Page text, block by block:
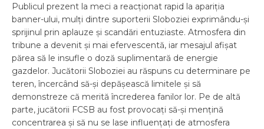
Publicul prezent la meci a reacționat rapid la apariția
banner-ului, mulți dintre suporterii Sloboziei exprimându-și
sprijinul prin aplauze și scandări entuziaste. Atmosfera din
tribune a devenit și mai efervescentă, iar mesajul afișat
părea să le insufle o doză suplimentară de energie
gazdelor. Jucătorii Sloboziei au răspuns cu determinare pe
teren, încercând să-și depășească limitele și să
demonstreze că merită încrederea fanilor lor. Pe de altă
parte, jucătorii FCSB au fost provocați să-și mențină
concentrarea și să nu se lase influențați de atmosfera